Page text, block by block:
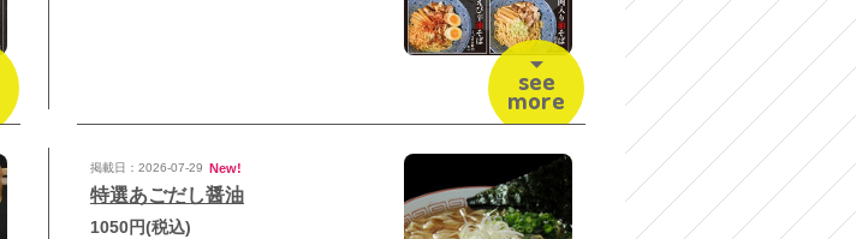
see
more
掲載日：2026-07-29 New!
特選あごだし醤油
1050円(税込)